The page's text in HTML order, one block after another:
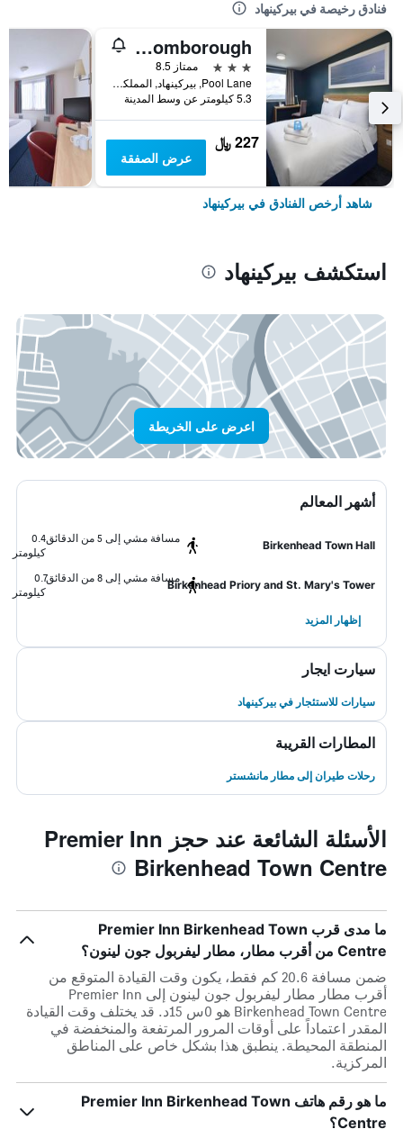
فنادق رخيصة في بيركينهاد
Travelodge Bromborough
3 نجوم
ممتاز 8.5
Pool Lane, بيركينهاد, المملكة المتحدة
5.3 كيلومتر عن وسط المدينة
227 ﷼
عرض الصفقة
شاهد أرخص الفنادق في بيركينهاد
استكشف بيركينهاد
اعرض على الخريطة
أشهر المعالم
Birkenhead Town Hall
مسافة مشي إلى 5 من الدقائق
0.4
كيلومتر
Birkenhead Priory and St. Mary's Tower
مسافة مشي إلى 8 من الدقائق
0.7
كيلومتر
إظهار المزيد
سيارت ايجار
سيارات للاستئجار في بيركينهاد
المطارات القريبة
رحلات طيران إلى مطار مانشستر
الأسئلة الشائعة عند حجز Premier Inn
Birkenhead Town Centre
ما مدى قرب Premier Inn Birkenhead Town
Centre من أقرب مطار، مطار ليفربول جون لينون؟
ضمن مسافة 20.6 كم فقط، يكون وقت القيادة المتوقع من
أقرب مطار مطار ليفربول جون لينون إلى Premier Inn
Birkenhead Town Centre هو 0س 15د. قد يختلف وقت القيادة
المقدر اعتماداً على أوقات المرور المرتفعة والمنخفضة في
المنطقة المحيطة. ينطبق هذا بشكل خاص على المناطق
المركزية.
ما هو رقم هاتف Premier Inn Birkenhead Town
Centre؟